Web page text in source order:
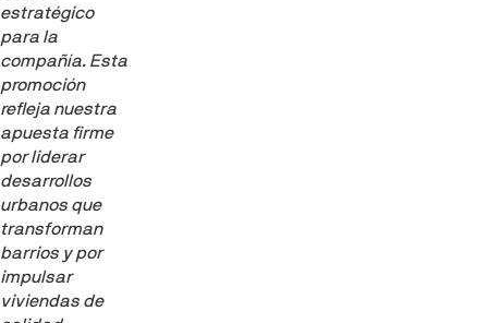
sociales y analizar el tráfico. Además, compartimos
información sobre el uso que haga del sitio web con
nuestros partners de redes sociales, publicidad y análisis
web, quienes pueden combinarla con otra información
que les haya proporcionado o que hayan recopilado a
partir del uso que haya hecho de sus servicios.
Selección
de
consentimiento
Necesarias
Preferencias
estratégico
para la
compañía. Esta
promoción
refleja nuestra
apuesta firme
por liderar
desarrollos
urbanos que
transforman
barrios y por
impulsar
viviendas de